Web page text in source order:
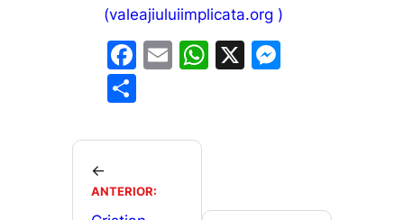
(valeajiuluiimplicata.org )
F
e
o
E
l
W X
ta
a
←
ANTERIOR: